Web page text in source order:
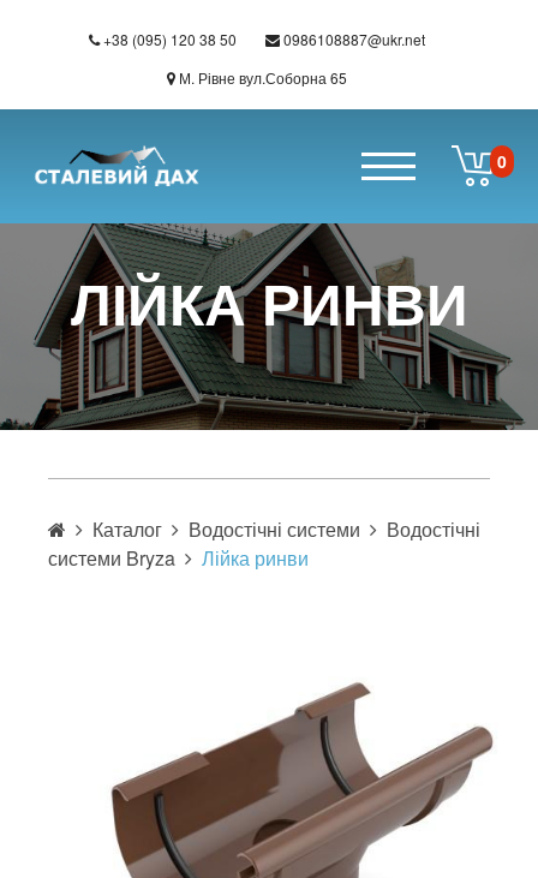
Перейти до основного вмісту
+38 (095) 120 38 50
0986108887@ukr.net
М. Рівне вул.Соборна 65
0
ЛІЙКА РИНВИ
Каталог Водостічні системи
Водостічні
системи Bryza
Лійка ринви